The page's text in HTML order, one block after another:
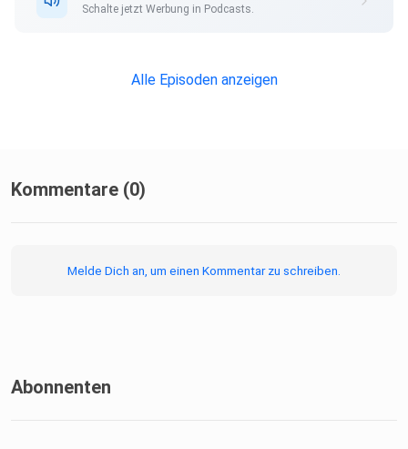
Schalte jetzt Werbung in Podcasts.
Alle Episoden anzeigen
Kommentare (0)
Melde Dich an, um einen Kommentar zu schreiben.
Abonnenten